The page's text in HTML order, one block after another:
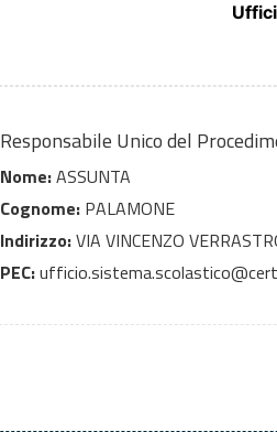
Responsabile Unico del
Nome:ASSUNTA
Cognome: PALAMONE
Indirizzo:VIA VINCENZO
PEC: